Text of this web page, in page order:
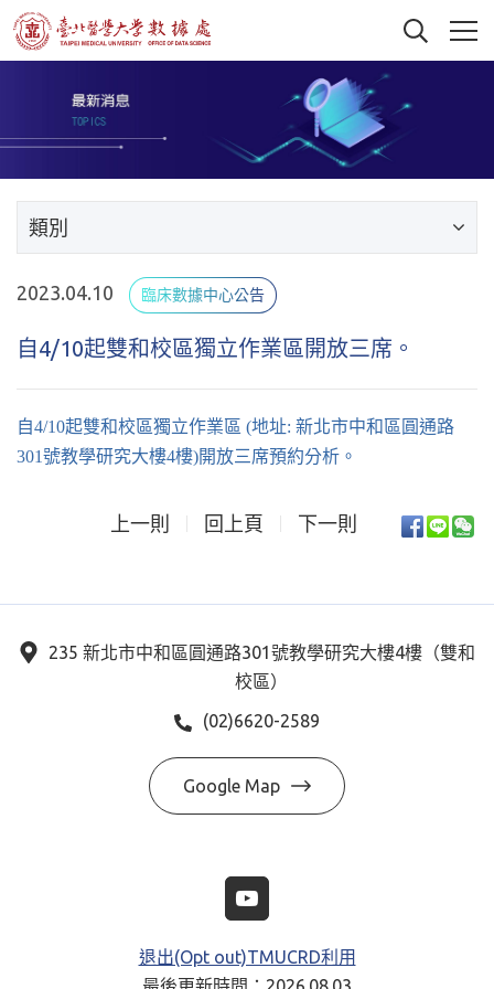
類別
2023.04.10 臨床數據中心公告
自4/10起雙和校區獨立作業區開放三席。
自4/10起雙和校區獨立作業區 (地址: 新北市中和區圓通路
301號教學研究大樓4樓)開放三席預約分析。
上一則 回上頁 下一則
235 新北市中和區圓通路301號教學研究大樓4樓（雙和
校區）
(02)6620-2589
Google Map
退出(Opt out)TMUCRD利用